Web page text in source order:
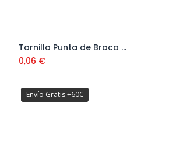
Añadir al carrito
Tornillo Punta de Broca Autotaladrante DIN 7504K Cabeza Hexagonal Ø5,5 mm
0,06 €
Envío Gratis +60€